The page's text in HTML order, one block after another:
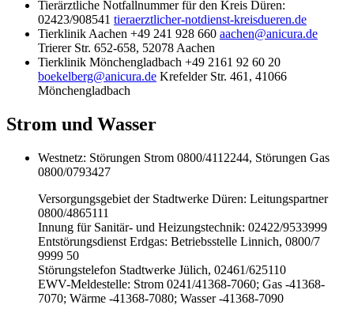
Tierärztliche Notfallnummer für den Kreis Düren:
02423/908541 tieraerztlicher-notdienst-kreisdueren.de
Tierklinik Aachen +49 241 928 660 aachen@anicura.de
Trierer Str. 652-658, 52078 Aachen
Tierklinik Mönchengladbach +49 2161 92 60 20
boekelberg@anicura.de Krefelder Str. 461, 41066
Mönchengladbach
Strom und Wasser
Westnetz: Störungen Strom 0800/4112244, Störungen Gas
0800/0793427
Versorgungsgebiet der Stadtwerke Düren: Leitungspartner
0800/4865111
Innung für Sanitär- und Heizungstechnik: 02422/9533999
Entstörungsdienst Erdgas: Betriebsstelle Linnich, 0800/7
9999 50
Störungstelefon Stadtwerke Jülich, 02461/625110
EWV-Meldestelle: Strom 0241/41368-7060; Gas -41368-
7070; Wärme -41368-7080; Wasser -41368-7090